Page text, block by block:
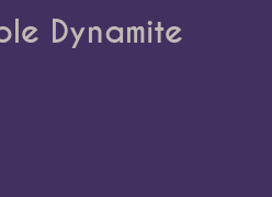
Dynamite